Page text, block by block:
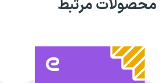
محصولات مرتبط